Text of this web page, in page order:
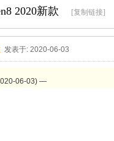
2020新款 [复制链接]
发表于: 2020-06-03
06-03) —